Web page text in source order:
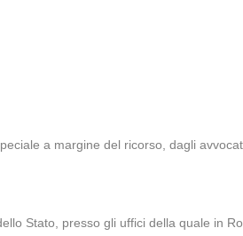
a margine del ricorso, dagli
Stato, presso gli uffici della quale in